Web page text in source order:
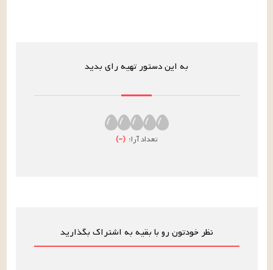
به این دستور تهیه رای بدید
تعداد آرا: (
–
)
نظر خودتون رو با بقیه به اشتراک بگذارید